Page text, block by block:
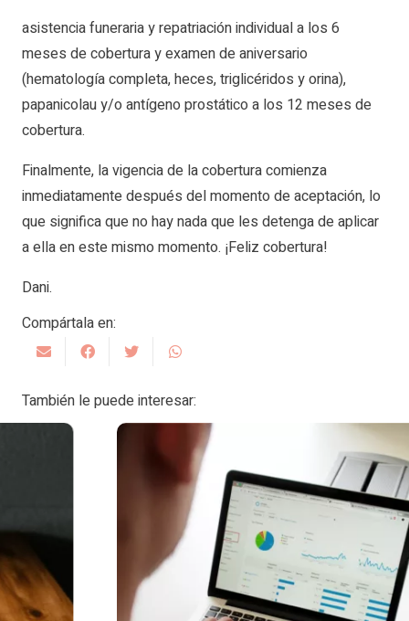
asistencia funeraria y repatriación individual a los 6
meses de cobertura y examen de aniversario
(hematología completa, heces, triglicéridos y orina),
papanicolau y/o antígeno prostático a los 12 meses de
cobertura.
Finalmente, la vigencia de la cobertura comienza
inmediatamente después del momento de aceptación, lo
que significa que no hay nada que les detenga de aplicar
a ella en este mismo momento. ¡Feliz cobertura!
Dani.
Compártala en:
También le puede interesar: